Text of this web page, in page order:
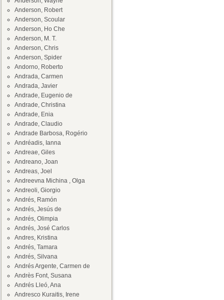
Anderson, Robert
Anderson, Scoular
Anderson, Ho Che
Anderson, M. T.
Anderson, Chris
Anderson, Spider
Andorno, Roberto
Andrada, Carmen
Andrada, Javier
Andrade, Eugenio de
Andrade, Christina
Andrade, Enia
Andrade, Claudio
Andrade Barbosa, Rogério
Andréadis, Ianna
Andreae, Giles
Andreano, Joan
Andreas, Joel
Andreevna Michina , Olga
Andreoli, Giorgio
Andrés, Ramón
Andrés, Jesús de
Andrés, Olimpia
Andrés, José Carlos
Andres, Kristina
Andrés, Tamara
Andrés, Silvana
Andrés Argente, Carmen de
Andrès Font, Susana
Andrés Lleó, Ana
Andresco Kuraitis, Irene